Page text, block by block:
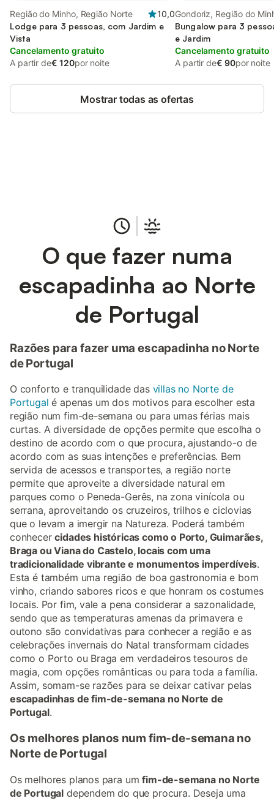
Região do Minho, Região Norte
10,0
Lodge para 3 pessoas, com Jardim e
Vista
Cancelamento gratuito
A partir de€ 120por noite
Gondoriz, Região do
Bungalow para 3
e Jardim
Cancelamento gratuito
A partir de€ 90por noite
Mostrar todas as ofertas
O que fazer numa
escapadinha ao Norte
de Portugal
Razões para fazer uma escapadinha no Norte
de Portugal
O conforto e tranquilidade das villas no Norte de
Portugal é apenas um dos motivos para escolher esta
região num fim-de-semana ou para umas férias mais
curtas. A diversidade de opções permite que escolha o
destino de acordo com o que procura, ajustando-o de
acordo com as suas intenções e preferências. Bem
servida de acessos e transportes, a região norte
permite que aproveite a diversidade natural em
parques como o Peneda-Gerês, na zona vinícola ou
serrana, aproveitando os cruzeiros, trilhos e ciclovias
que o levam a imergir na Natureza. Poderá também
conhecercidades históricas como o Porto, Guimarães,
Braga ou Viana do Castelo, locais com uma
tradicionalidade vibrante e monumentos imperdíveis.
Esta é também uma região de boa gastronomia e bom
vinho, criando sabores ricos e que honram os costumes
locais. Por fim, vale a pena considerar a sazonalidade,
sendo que as temperaturas amenas da primavera e
outono são convidativas para conhecer a região e as
celebrações invernais do Natal transformam cidades
como o Porto ou Braga em verdadeiros tesouros de
magia, com opções românticas ou para toda a família.
Assim, somam-se razões para se deixar cativar pelas
escapadinhas de fim-de-semana no Norte de
Portugal.
Os melhores planos num fim-de-semana no
Norte de Portugal
Os melhores planos para umfim-de-semana no Norte
de Portugal dependem do que procura. Deseja uma